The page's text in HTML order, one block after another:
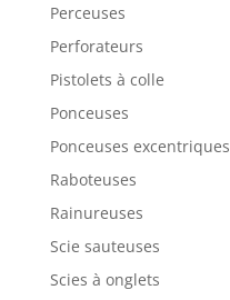
Perceuses
Perforateurs
Pistolets à colle
Ponceuses
Ponceuses excentriques
Raboteuses
Rainureuses
Scie sauteuses
Scies à onglets